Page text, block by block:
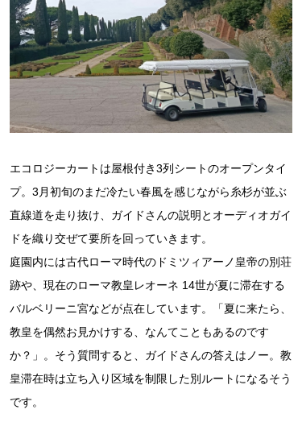
エコロジーカートは屋根付き3列シートのオープンタイ
プ。3月初旬のまだ冷たい春風を感じながら糸杉が並ぶ
直線道を走り抜け、ガイドさんの説明とオーディオガイ
ドを織り交ぜて要所を回っていきます。
庭園内には古代ローマ時代のドミツィアーノ皇帝の別荘
跡や、現在のローマ教皇レオーネ 14世が夏に滞在する
バルベリーニ宮などが点在しています。「夏に来たら、
教皇を偶然お見かけする、なんてこともあるのです
か？」。そう質問すると、ガイドさんの答えはノー。教
皇滞在時は立ち入り区域を制限した別ルートになるそう
です。